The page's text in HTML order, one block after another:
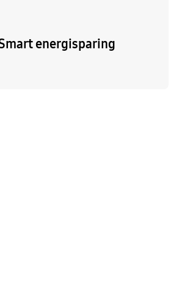
energisparing